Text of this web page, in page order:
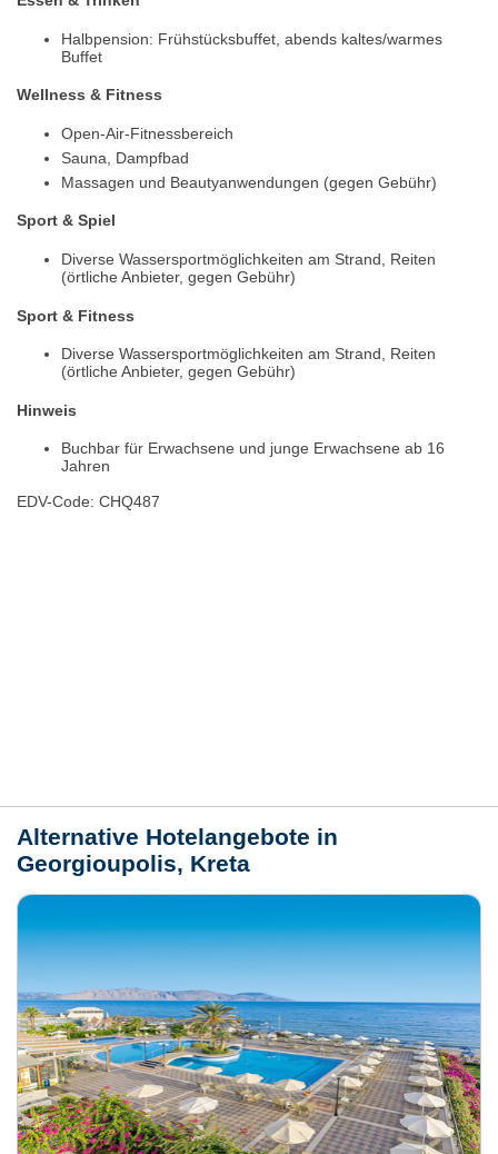
Halbpension: Frühstücksbuffet, abends kaltes/warmes
Buffet
Wellness & Fitness
Open-Air-Fitnessbereich
Sauna, Dampfbad
Massagen und Beautyanwendungen (gegen Gebühr)
Sport & Spiel
Diverse Wassersportmöglichkeiten am Strand, Reiten
(örtliche Anbieter, gegen Gebühr)
Sport & Fitness
Diverse Wassersportmöglichkeiten am Strand, Reiten
(örtliche Anbieter, gegen Gebühr)
Hinweis
Buchbar für Erwachsene und junge Erwachsene ab 16
Jahren
EDV-Code: CHQ487
Alternative Hotelangebote in
Georgioupolis, Kreta